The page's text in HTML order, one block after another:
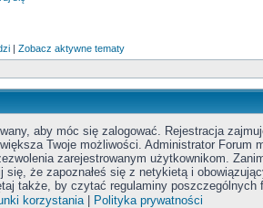
| Zobacz aktywne tematy
aby móc się zalogować. Rejestracja
Twoje możliwości. Administrator Forum
zarejestrowanym użytkownikom.
się, że zapoznałeś się z netykietą i
także, by czytać regulaminy poszczególnych
korzystania| Polityka prywatności